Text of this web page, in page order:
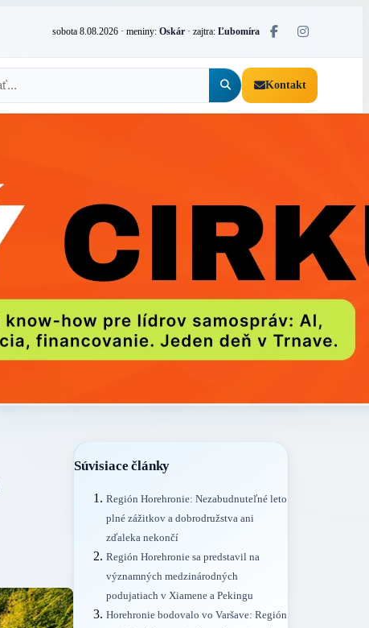
sobota 8.08.2026 · meniny: Oskár · zajtra: Ľubomíra
Kontakt
Súvisiace články
Región Horehronie: Nezabudnuteľné leto
plné zážitkov a dobrodružstva ani
zďaleka nekončí
Región Horehronie sa predstavil na
významných medzinárodných
podujatiach v Xiamene a Pekingu
Horehronie bodovalo vo Varšave: Región